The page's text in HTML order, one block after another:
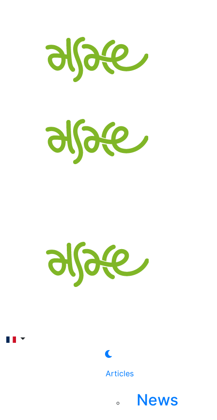
Articles
News